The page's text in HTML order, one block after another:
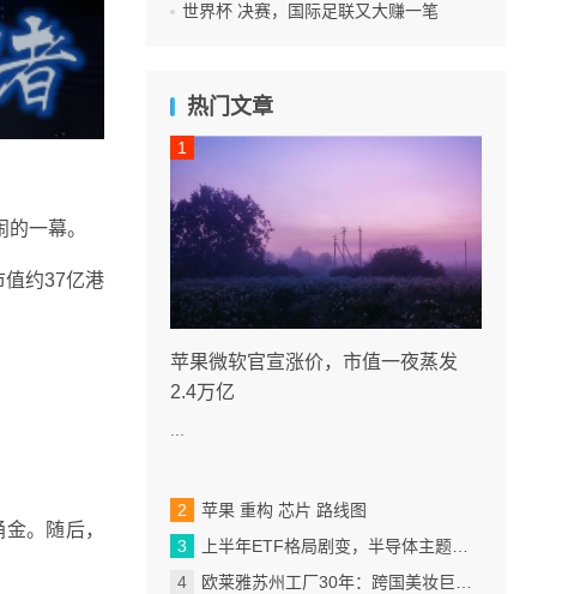
一幕。
值约37亿港
。随后，
世界杯 决赛，国际足联又大赚一笔
热门文章
苹果微软官宣涨价，市值一夜蒸发
2.4万亿
苹果 重构 芯片 路线图
上半年ETF格局剧变，半导体主题包揽“翻倍基”
欧莱雅苏州工厂30年：跨国美妆巨头的中国制造样本